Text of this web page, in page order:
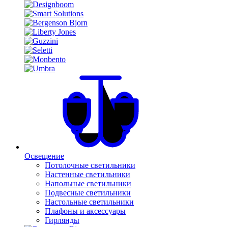
Освещение
Потолочные светильники
Настенные светильники
Напольные светильники
Подвесные светильники
Настольные светильники
Плафоны и аксессуары
Гирлянды